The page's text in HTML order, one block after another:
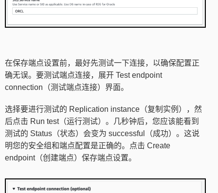
在保存端点设置前，最好先测试一下连接，以确保配置正
确无误。要测试端点连接，展开 Test endpoint
connection（测试端点连接）界面。
选择要进行测试的 Replication instance（复制实例），然
后点击 Run test（运行测试）。几秒钟后，您应该能看到
测试的 Status（状态）会变为 successful（成功）。这说
明您的安全组和端点配置是正确的。点击 Create
endpoint（创建端点）保存端点设置。